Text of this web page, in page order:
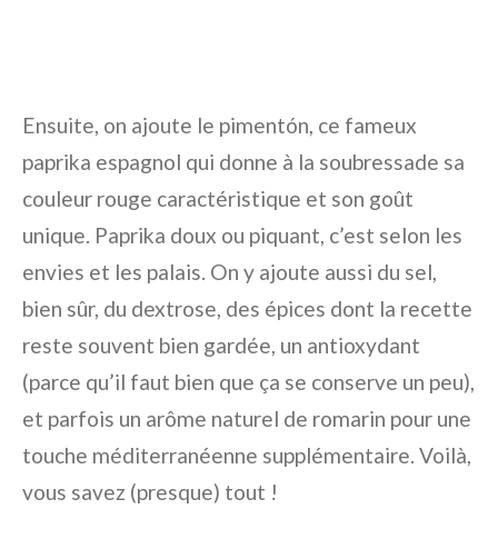
Ensuite, on ajoute le pimentón, ce fameux
paprika espagnol qui donne à la soubressade sa
couleur rouge caractéristique et son goût
unique. Paprika doux ou piquant, c’est selon les
envies et les palais. On y ajoute aussi du sel,
bien sûr, du dextrose, des épices dont la recette
reste souvent bien gardée, un antioxydant
(parce qu’il faut bien que ça se conserve un peu),
et parfois un arôme naturel de romarin pour une
touche méditerranéenne supplémentaire. Voilà,
vous savez (presque) tout !